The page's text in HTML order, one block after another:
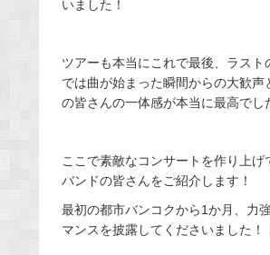
いました！
ツアーも本当にこれで最後、ラスト
では曲が始まった瞬間からの大歓声
の皆さんの一体感が本当に最高で
ここで素敵なコンサートを作り上げ
バンドの皆さんをご紹介します！
最初の都市バンコクから1か月、力
マンスを披露してくださいました！